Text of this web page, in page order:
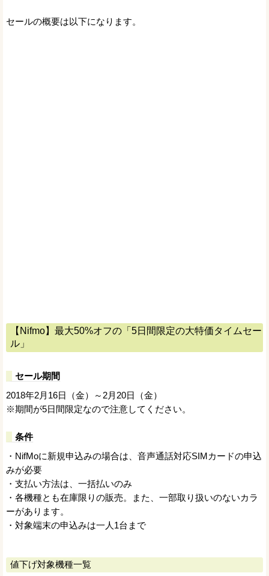
セールの概要は以下になります。
【Nifmo】最大50%オフの「5日間限定の大特価タイムセー
ル」
セール期間
2018年2月16日（金）～2月20日（金）
※期間が5日間限定なので注意してください。
条件
・NifMoに新規申込みの場合は、音声通話対応SIMカードの申込
みが必要
・支払い方法は、一括払いのみ
・各機種とも在庫限りの販売。また、一部取り扱いのないカラ
ーがあります。
・対象端末の申込みは一人1台まで
値下げ対象機種一覧